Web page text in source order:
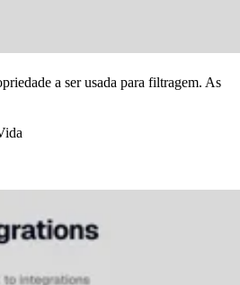
a ser usada para filtragem. As